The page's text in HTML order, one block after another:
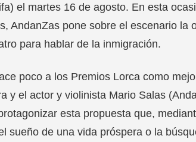
el martes 16 de agosto. En esta
AndanZas pone sobre el escenario la
para hablar de la inmigración.
poco a los Premios Lorca como
y el actor y violinista Mario Salas
esta propuesta que,
sueño de una vida próspera o la